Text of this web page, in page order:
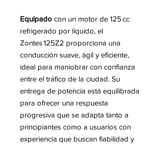
Equipado con un motor de 125 cc
refrigerado por líquido, el
Zontes 125Z2 proporciona una
conducción suave, ágil y eficiente,
ideal para maniobrar con confianza
entre el tráfico de la ciudad. Su
entrega de potencia está equilibrada
para ofrecer una respuesta
progresiva que se adapta tanto a
principiantes como a usuarios con
experiencia que buscan fiabilidad y